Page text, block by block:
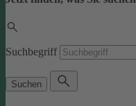
Suchbegriff
Suchen